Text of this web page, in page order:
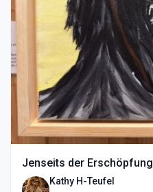
Jenseits der Erschöpfung
Kathy H-Teufel